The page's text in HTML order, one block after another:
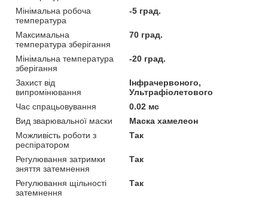
Мінімальна робоча
температура
-5 град.
Максимальна
температура зберігання
70 град.
Мінімальна температура
зберігання
-20 град.
Захист від
випромінювання
Інфрачервоного,
Ультрафіолетового
Час спрацьовування
0.02 мс
Вид зварювальної маски
Маска хамелеон
Можливість роботи з
респіратором
Так
Регулювання затримки
зняття затемнення
Так
Регулювання щільності
затемнення
Так